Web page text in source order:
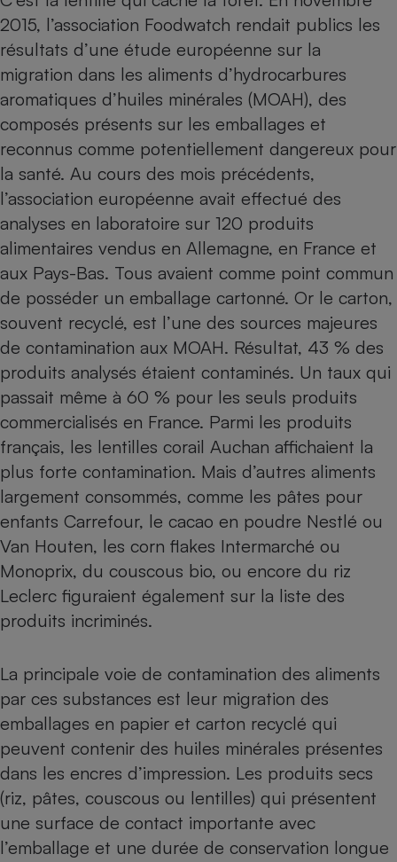
2015, l’association Foodwatch rendait publics les
résultats d’une étude européenne sur la
migration dans les aliments d’hydrocarbures
aromatiques d’huiles minérales (MOAH), des
composés présents sur les emballages et
reconnus comme potentiellement dangereux pour
la santé. Au cours des mois précédents,
l’association européenne avait effectué des
analyses en laboratoire sur 120 produits
alimentaires vendus en Allemagne, en France et
aux Pays-Bas. Tous avaient comme point commun
de posséder un emballage cartonné. Or le carton,
souvent recyclé, est l’une des sources majeures
de contamination aux MOAH. Résultat, 43 % des
produits analysés étaient contaminés. Un taux qui
passait même à 60 % pour les seuls produits
commercialisés en France. Parmi les produits
français, les lentilles corail Auchan affichaient la
plus forte contamination. Mais d’autres aliments
largement consommés, comme les pâtes pour
enfants Carrefour, le cacao en poudre Nestlé ou
Van Houten, les corn flakes Intermarché ou
Monoprix, du couscous bio, ou encore du riz
Leclerc figuraient également sur la liste des
produits incriminés.
La principale voie de contamination des aliments
par ces substances est leur migration des
emballages en papier et carton recyclé qui
peuvent contenir des huiles minérales présentes
dans les encres d’impression. Les produits secs
(riz, pâtes, couscous ou lentilles) qui présentent
une surface de contact importante avec
l’emballage et une durée de conservation longue
Complément
alimentaire
bouteille
Assurance emprunteur
Banque
Petit électroménager -
Lave-linge
Plaque de cuisson à
induction
Cafetière à expressos
Téléviseur
Téléphone mobile -
Smartphone
Antivirus
Matelas
Radiateur électrique
Climatiseur -
Ventilateur
Mutuelle
Antimoustique